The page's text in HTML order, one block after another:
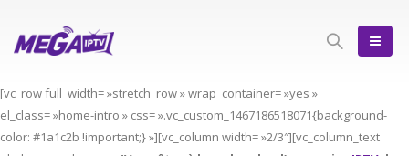
[vc_row full_width= »stretch_row » wrap_container= »yes »
el_class= »home-intro » css= ».vc_custom_1467186518071{background-
color: #1a1c2b !important;} »][vc_column width= »2/3″][vc_column_text